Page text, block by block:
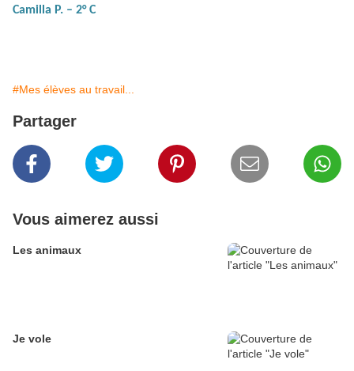
Camilla P. – 2° C
#Mes élèves au travail...
Partager
Vous aimerez aussi
Les animaux
Je vole